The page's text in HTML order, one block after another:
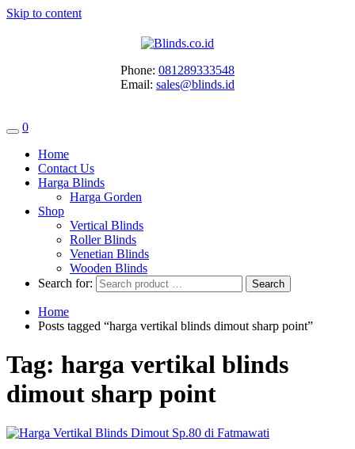
Skip to content
Phone: 081289333548
Email: sales@blinds.id
0
Home
Contact Us
Harga Blinds
Harga Gorden
Shop
Vertical Blinds
Roller Blinds
Venetian Blinds
Wooden Blinds
Search for:
Home
Posts tagged “harga vertikal blinds dimout sharp point”
Tag: harga vertikal blinds
dimout sharp point